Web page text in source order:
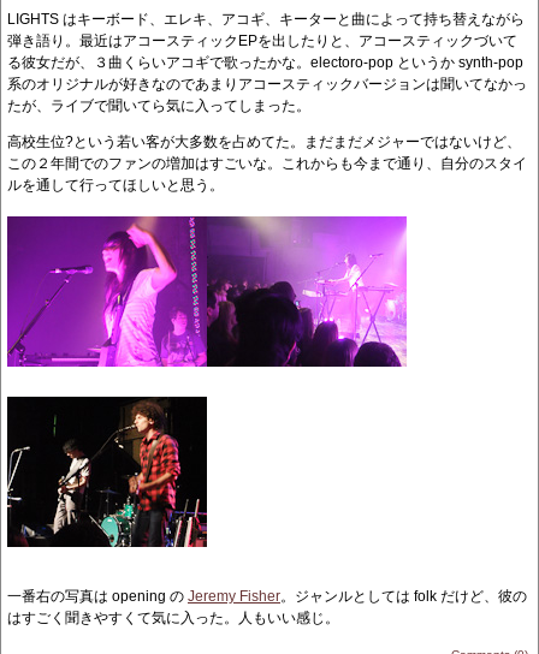
LIGHTS はキーボード、エレキ、アコギ、キーターと曲によって持ち替えながら
弾き語り。最近はアコースティックEPを出したりと、アコースティックづいて
る彼女だが、３曲くらいアコギで歌ったかな。electoro-pop というか synth-pop
系のオリジナルが好きなのであまりアコースティックバージョンは聞いてなかっ
たが、ライブで聞いてら気に入ってしまった。
高校生位?という若い客が大多数を占めてた。まだまだメジャーではないけど、
この２年間でのファンの増加はすごいな。これからも今まで通り、自分のスタイ
ルを通して行ってほしいと思う。
一番右の写真は opening の Jeremy Fisher。ジャンルとしては folk だけど、彼の
はすごく聞きやすくて気に入った。人もいい感じ。